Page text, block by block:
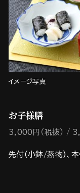
イメージ写真
お子様膳
3,000円（税抜）
先付(小鉢/蒸物)、